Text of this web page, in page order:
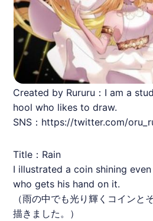
Created by Rururu：I am a
hool who likes to draw.
SNS：https://twitter.com/
Title：Rain
I illustrated a coin shining
who gets his hand on it.
（雨の中でも光り輝くコインと
描きました。）